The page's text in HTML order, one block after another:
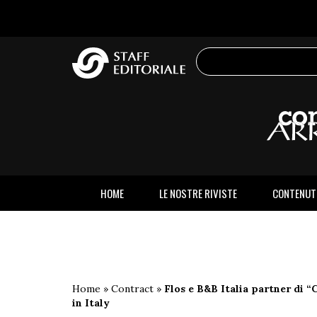
HOME LE NOSTRE RIVISTE
Home » Contract » Flos e B&B Italia partner di
in Italy